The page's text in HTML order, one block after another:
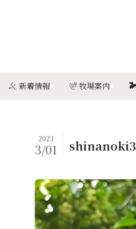
新着情報 牧場案内
shinanoki3
2023
3/01